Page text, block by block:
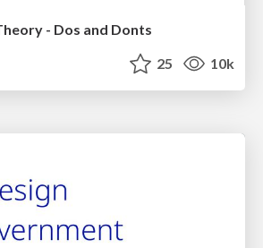
- Dos and Donts
25 10k